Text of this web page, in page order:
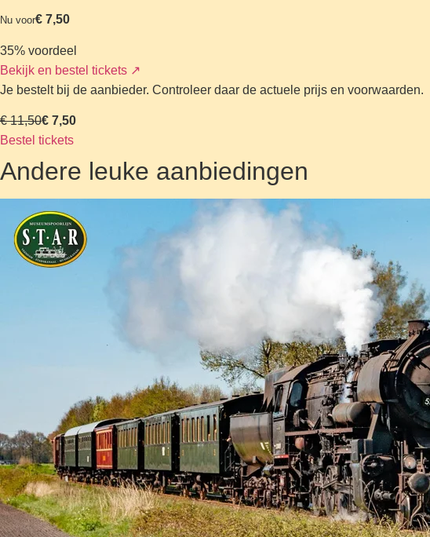
Nu voor€ 7,50
35% voordeel
Bekijk en bestel tickets ↗
Je bestelt bij de aanbieder. Controleer daar de actuele prijs en voorwaarden.
€ 11,50€ 7,50
Bestel tickets
Andere leuke aanbiedingen